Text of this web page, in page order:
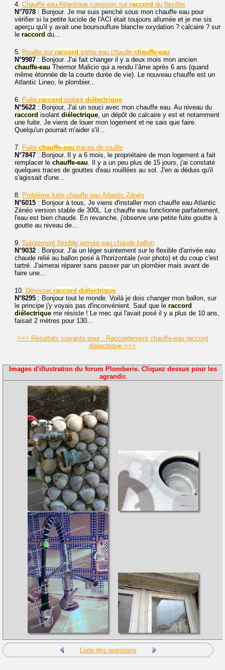
4. Chauffe eau Atlantique corrosion sur raccord du flexible
N°7078 : Bonjour. Je me suis penché sous mon chauffe eau pour
vérifier si la petite luciole de l'ACI était toujours allumée et je me sis
aperçu qu'il y avait une boursouflure blanche oxydation ? calcaire ? sur
le raccord du...
5. Rouille sur raccord sortie eau chaude chauffe-eau
N°9987 : Bonjour. J'ai fait changer il y a deux mois mon ancien
chauffe-eau Thermor Malicio qui a rendu l’âme après 6 ans (quand
même étonnée de la courte durée de vie). Le nouveau chauffe est un
Atlantic Lineo, le plombier...
6. Fuite raccord isolant diélectrique
N°5622 : Bonjour, J'ai un souci avec mon chauffe eau. Au niveau du
raccord isolant diélectrique, un dépôt de calcaire y est et notamment
une fuite. Je viens de louer mon logement et ne sais que faire.
Quelqu'un pourrait m'aider s'il...
7. Fuite chauffe-eau traces de rouille
N°7847 : Bonjour. Il y a 6 mois, le propriétaire de mon logement a fait
remplacer le chauffe-eau. Il y a un peu plus de 15 jours, j'ai constaté
quelques traces de gouttes d'eau rouillées au sol. J'en ai déduis qu'il
s'agissait d'une...
8. Problème fuite chauffe eau Atlantic Zénéo
N°6015 : Bonjour à tous, Je viens d'installer mon chauffe eau Atlantic
Zénéo version stable de 300L. Le chauffe eau fonctionne parfaitement,
l'eau est bien chaude. En revanche, j'observe une petite fuite goutte à
goutte au niveau de...
9. Suintement flexible arrivée eau chaude ballon
N°9032 : Bonjour. J'ai un léger suintement sur le flexible d'arrivée eau
chaude relié au ballon posé à l'horizontale (voir photo) et du coup c'est
tartré. J'aimerai réparer sans passer par un plombier mais avant de
faire une...
10. Dévisser raccord diélectrique
N°8295 : Bonjour tout le monde. Voilà je dois changer mon ballon, sur
le principe j'y voyais pas d'inconvénient. Sauf que le raccord
diélectrique me résiste ! Le mec qui l'avait posé il y a plus de 10 ans,
faisait 2 mètres pour 130...
>>> Résultats suivants pour : Raccordement chauffe-eau raccord
diélectrique >>>
Images d'illustration du forum Plomberie. Cliquez dessus pour les
agrandir.
Liste des questions